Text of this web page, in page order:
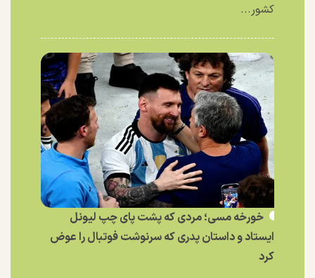
کشور...
خورخه مسی؛ مردی که پشت پای چپ لیونل
ایستاد و داستان پدری که سرنوشت فوتبال را عوض
کرد